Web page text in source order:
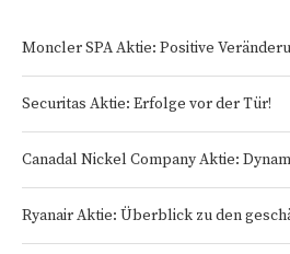
Moncler SPA Aktie: Positive
Securitas Aktie: Erfolge vor der Tür!
Canadal Nickel Company Aktie:
Ryanair Aktie: Überblick zu den